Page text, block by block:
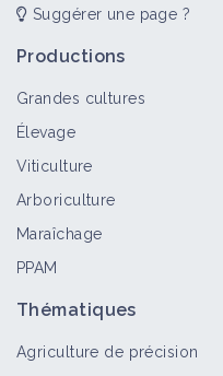
Suggérer une page ?
Productions
Grandes cultures
Élevage
Viticulture
Arboriculture
Maraîchage
PPAM
Thématiques
Agriculture de précision